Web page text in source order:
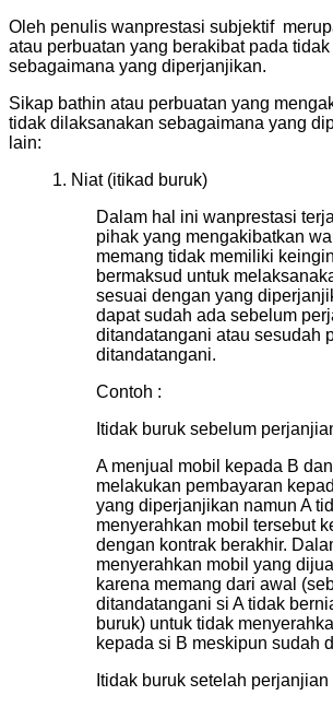
O leh penulis wanprestasi subjektif
atau perbuatan yang berakibat pada
sebagaimana yang diperjanjikan.
Sikap bathin atau perbuatan yang
tidak dilaksanakan sebagaimana yang
lain:
1. Niat (itikad buruk)
Dalam hal ini wanprestasi
pihak yang mengakibatkan
memang tidak memiliki
bermaksud untuk
sesuai dengan yang
dapat sudah ada sebelum
ditandatangani atau sesudah
ditandatangani.
Contoh :
Itidak buruk sebelum
A menjual mobil kepada B
melakukan pembayaran
yang diperjanjikan namun A
menyerahkan mobil tersebut
dengan kontrak berakhir.
menyerahkan mobil yang
karena memang dari awal
ditandatangani si A tidak
buruk) untuk tidak
kepada si B meskipun sudah
Itidak buruk setelah perjanjian